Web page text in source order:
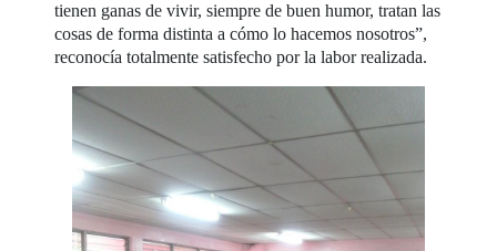
tienen ganas de vivir, siempre de buen humor, tratan las
cosas de forma distinta a cómo lo hacemos nosotros”,
reconocía totalmente satisfecho por la labor realizada.